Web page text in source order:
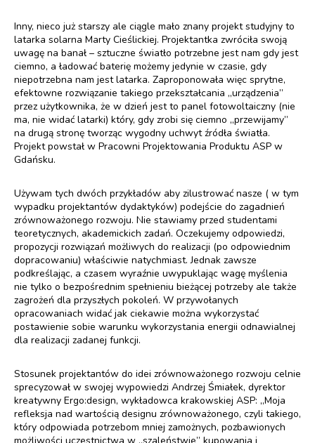
Inny, nieco już starszy ale ciągle mało znany projekt studyjny to
latarka solarna Marty Cieślickiej. Projektantka zwróciła swoją
uwagę na banał – sztuczne światło potrzebne jest nam gdy jest
ciemno, a ładować baterię możemy jedynie w czasie, gdy
niepotrzebna nam jest latarka. Zaproponowała więc sprytne,
efektowne rozwiązanie takiego przekształcania „urządzenia”
przez użytkownika, że w dzień jest to panel fotowoltaiczny (nie
ma, nie widać latarki) który, gdy zrobi się ciemno „przewijamy”
na drugą stronę tworząc wygodny uchwyt źródła światła.
Projekt powstał w Pracowni Projektowania Produktu ASP w
Gdańsku.
Używam tych dwóch przykładów aby zilustrować nasze ( w tym
wypadku projektantów dydaktyków) podejście do zagadnień
zrównoważonego rozwoju. Nie stawiamy przed studentami
teoretycznych, akademickich zadań. Oczekujemy odpowiedzi,
propozycji rozwiązań możliwych do realizacji (po odpowiednim
dopracowaniu) właściwie natychmiast. Jednak zawsze
podkreślając, a czasem wyraźnie uwypuklając wagę myślenia
nie tylko o bezpośrednim spełnieniu bieżącej potrzeby ale także
zagrożeń dla przyszłych pokoleń. W przywołanych
opracowaniach widać jak ciekawie można wykorzystać
postawienie sobie warunku wykorzystania energii odnawialnej
dla realizacji zadanej funkcji.
Stosunek projektantów do idei zrównoważonego rozwoju celnie
sprecyzował w swojej wypowiedzi Andrzej Śmiałek, dyrektor
kreatywny Ergo:design, wykładowca krakowskiej ASP: „Moja
refleksja nad wartością designu zrównoważonego, czyli takiego,
który odpowiada potrzebom mniej zamożnych, pozbawionych